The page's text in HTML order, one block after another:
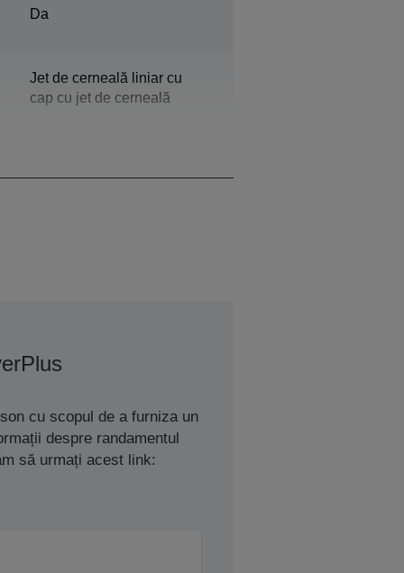
Da
Jet de cerneală liniar cu
cap cu jet de cerneală
cu scopul de a furniza un
despre randamentul
să urmați acest link: